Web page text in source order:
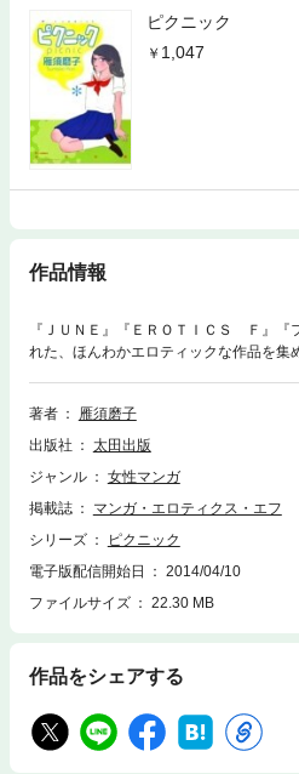
ピクニック
1,047
作品情報
『ＪＵＮＥ』『ＥＲＯＴＩＣＳ Ｆ』『
れた、ほんわかエロティックな作品を集
著者
雁須磨子
出版社
太田出版
ジャンル
女性マンガ
掲載誌
マンガ・エロティクス・エフ
シリーズ
ピクニック
電子版配信開始日
2014/04/10
ファイルサイズ
22.30 MB
作品をシェアする